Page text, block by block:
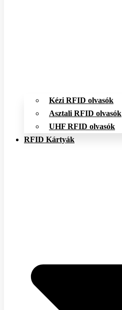
Kézi RFID olvasók
Asztali RFID olvasók
UHF RFID olvasók
RFID Kártyák